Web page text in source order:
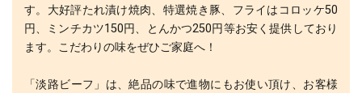
す。大好評たれ漬け焼肉、特選焼き豚、フライはコロッケ50
円、ミンチカツ150円、とんかつ250円等お安く提供しており
ます。こだわりの味をぜひご家庭へ！
「淡路ビーフ」は、絶品の味で進物にもお使い頂け、お客様